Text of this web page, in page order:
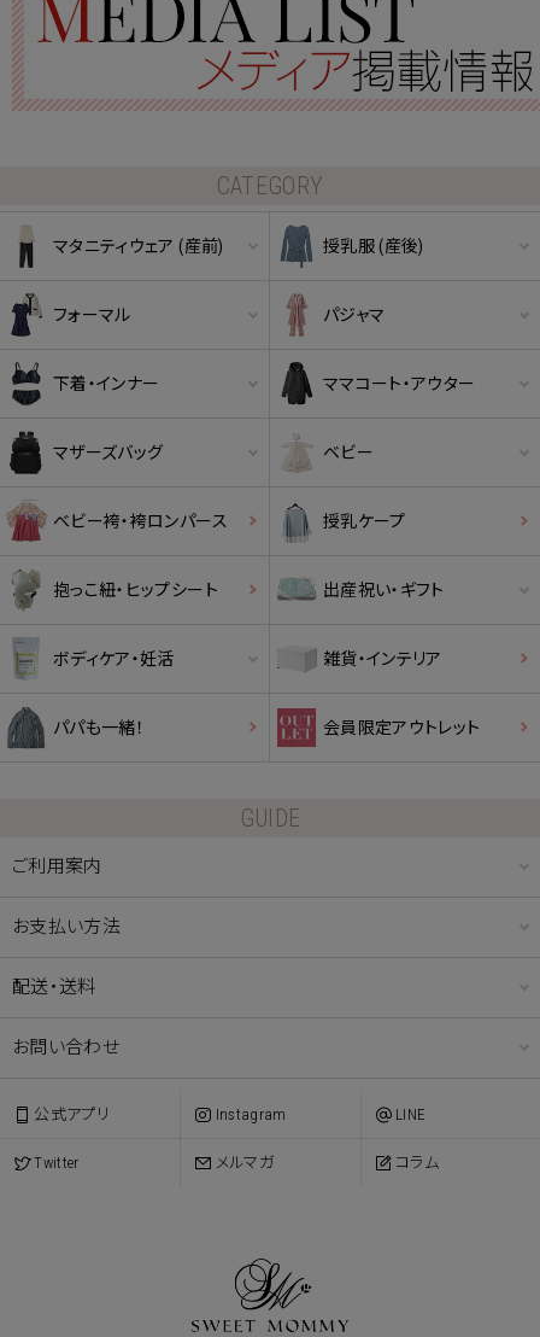
CATEGORY
マタニティウェア (産前) 授乳服 (産後)
フォーマル パジャマ
下着・インナー ママコート・アウター
マザーズバッグ ベビー
ベビー袴・袴ロンパース 授乳ケープ
抱っこ紐・ヒップシート 出産祝い・ギフト
ボディケア・妊活 雑貨・インテリア
パパも一緒！ 会員限定アウトレット
GUIDE
ご利用案内
お支払い方法
配送・送料
お問い合わせ
公式アプリ Instagram LINE
Twitter メルマガ コラム